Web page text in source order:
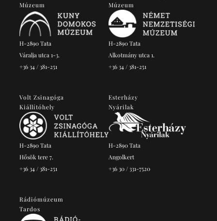
Múzeum
H-2890 Tata
Váralja utca 1-3.
+36 34 / 381-251
Múzeum
H-2890 Tata
Alkotmány utca 1.
+36 34 / 381-251
Volt Zsinagóga
Kiállítóhely
H-2890 Tata
Hősök tere 7.
+36 34 / 381-251
Esterházy
Nyárilak
H-2890 Tata
Angolkert
+36 30 / 331-7520
Rádiómúzeum
Tardos